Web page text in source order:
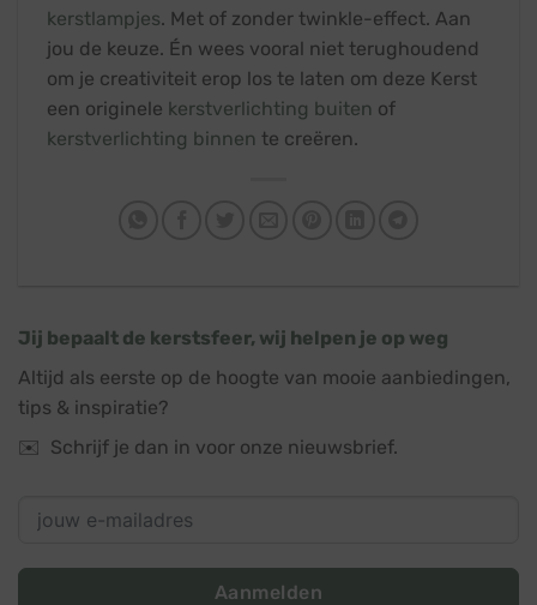
kerstlampjes. Met of zonder twinkle-effect. Aan
jou de keuze. Én wees vooral niet terughoudend
om je creativiteit erop los te laten om deze Kerst
een originele kerstverlichting buiten of
kerstverlichting binnen te creëren.
Jij bepaalt de kerstsfeer, wij helpen je op weg
Altijd als eerste op de hoogte van mooie aanbiedingen,
tips & inspiratie?
✉️ Schrijf je dan in voor onze nieuwsbrief.
Aanmelden